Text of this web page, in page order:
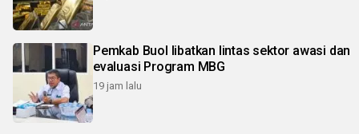
Pemkab Buol libatkan lintas sektor awasi dan
evaluasi Program MBG
19 jam lalu